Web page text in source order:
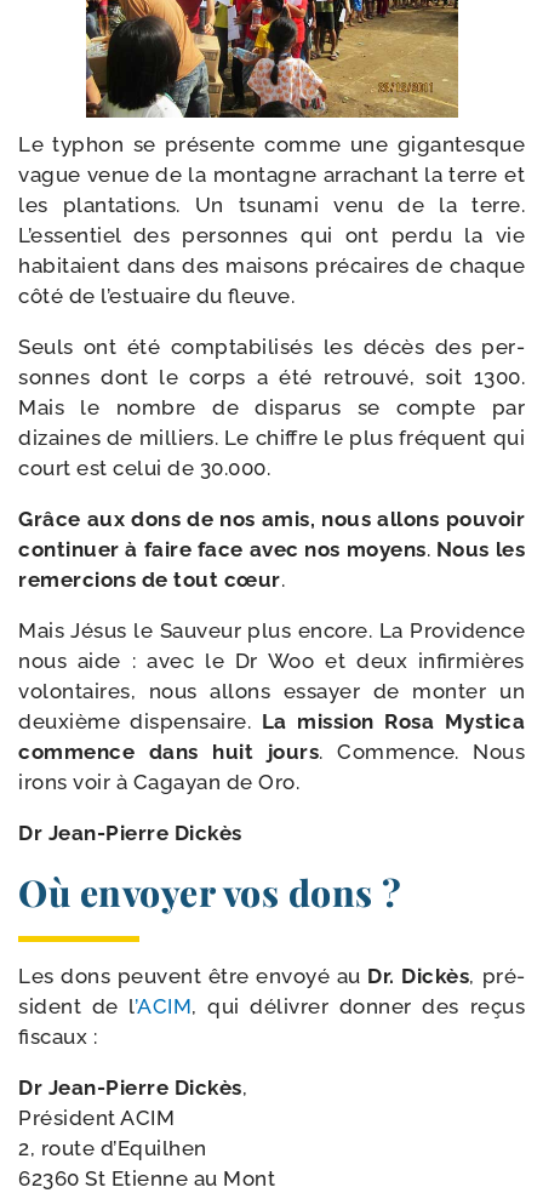
Le typhon se pré­sente comme une gigan­tesque
vague venue de la mon­tagne arra­chant la terre et
les plan­ta­tions. Un tsu­na­mi venu de la terre.
L’essentiel des per­sonnes qui ont per­du la vie
habi­taient dans des mai­sons pré­caires de chaque
côté de l’estuaire du fleuve.
Seuls ont été comp­ta­bi­li­sés les décès des per­
sonnes dont le corps a été retrou­vé, soit 1300.
Mais le nombre de dis­pa­rus se compte par
dizaines de mil­liers. Le chiffre le plus fré­quent qui
court est celui de 30.000.
Grâce aux dons de nos amis, nous allons pou­voir
conti­nuer à faire face avec nos moyens. Nous les
remer­cions de tout cœur.
Mais Jésus le Sauveur plus encore. La Providence
nous aide : avec le Dr Woo et deux infir­mières
volon­taires, nous allons essayer de mon­ter un
deuxième dis­pen­saire. La mis­sion Rosa Mystica
com­mence dans huit jours. Commence. Nous
irons voir à Cagayan de Oro.
Dr Jean-​Pierre Dickès
Où envoyer vos dons ?
Les dons peuvent être envoyé au Dr. Dickès, pré­
sident de l’ACIM, qui déli­vrer don­ner des reçus
fiscaux :
Dr Jean-​Pierre Dickès,
Président ACIM
2, route d’Equilhen
62360 St Etienne au Mont